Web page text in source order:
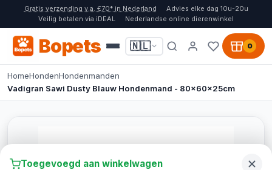
Gratis verzending v.a. €70* in Nederland
Advies elke dag 10u-20u
Veilig betalen via iDEAL
Nederlandse online dierenwinkel
Bopets 🇳🇱 0
HomeHondenHondenmanden
Vadigran Sawi Dusty Blauw Hondenmand - 80x60x25cm
Toegevoegd aan winkelwagen